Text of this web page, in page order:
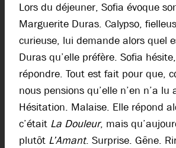
Lors du déjeuner, Sofia évoque
Marguerite Duras. Calypso,
curieuse, lui demande alors quel
Duras qu’elle préfère. Sofia
répondre. Tout est fait pour que,
nous pensions qu’elle n’en n’a lu
Hésitation. Malaise. Elle répond
c’était La Douleur, mais
plutôt L’Amant. Surprise. Gêne.